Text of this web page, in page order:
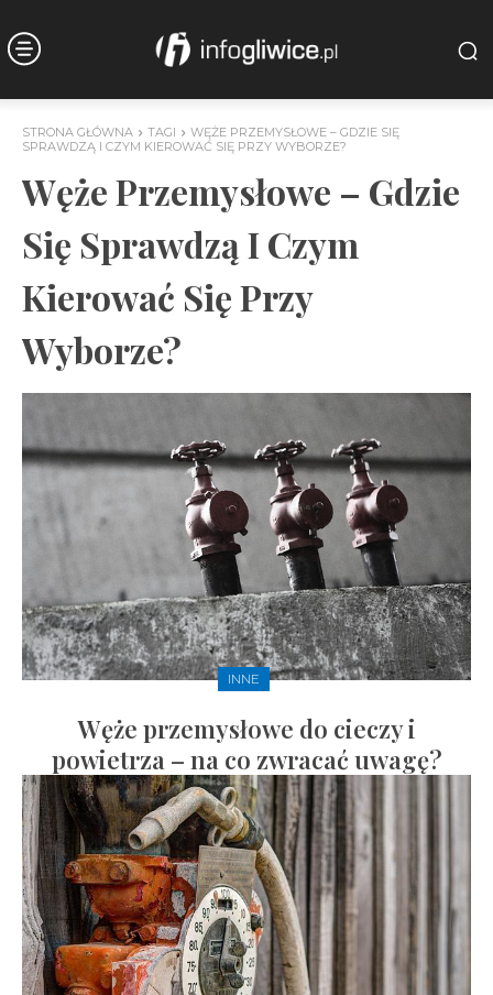
STRONA GŁÓWNA TAGI
WĘŻE PRZEMYSŁOWE – GDZIE SIĘ
SPRAWDZĄ I CZYM KIEROWAĆ SIĘ PRZY WYBORZE?
Węże Przemysłowe – Gdzie
Się Sprawdzą I Czym
Kierować Się Przy
Wyborze?
INNE
Węże przemysłowe do cieczy i
powietrza – na co zwracać uwagę?